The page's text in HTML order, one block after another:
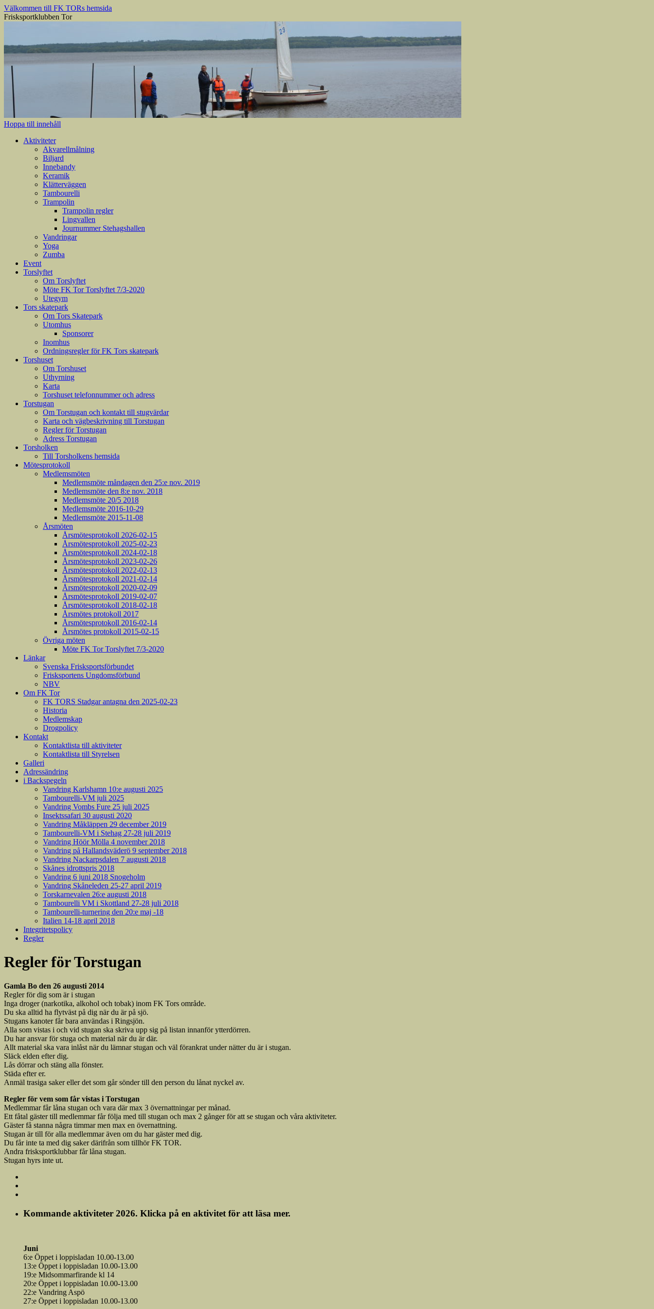
Välkommen till FK TORs hemsida
Frisksportklubben Tor
Hoppa till innehåll
Aktiviteter
Akvarellmålning
Biljard
Innebandy
Keramik
Klätterväggen
Tambourelli
Trampolin
Trampolin regler
Lingvallen
Journummer Stehagshallen
Vandringar
Yoga
Zumba
Event
Torslyftet
Om Torslyftet
Möte FK Tor Torslyftet 7/3-2020
Utegym
Tors skatepark
Om Tors Skatepark
Utomhus
Sponsorer
Inomhus
Ordningsregler för FK Tors skatepark
Torshuset
Om Torshuset
Uthyrning
Karta
Torshuset telefonnummer och adress
Torstugan
Om Torstugan och kontakt till stugvärdar
Karta och vägbeskrivning till Torstugan
Regler för Torstugan
Adress Torstugan
Torsholken
Till Torsholkens hemsida
Mötesprotokoll
Medlemsmöten
Medlemsmöte måndagen den 25:e nov. 2019
Medlemsmöte den 8:e nov. 2018
Medlemsmöte 20/5 2018
Medlemsmöte 2016-10-29
Medlemsmöte 2015-11-08
Årsmöten
Årsmötesprotokoll 2026-02-15
Årsmötesprotokoll 2025-02-23
Årsmötesprotokoll 2024-02-18
Årsmötesprotokoll 2023-02-26
Årsmötesprotokoll 2022-02-13
Årsmötesprotokoll 2021-02-14
Årsmötesprotokoll 2020-02-09
Årsmötesprotokoll 2019-02-07
Årsmötesprotokoll 2018-02-18
Årsmötes protokoll 2017
Årsmötesprotokoll 2016-02-14
Årsmötes protokoll 2015-02-15
Övriga möten
Möte FK Tor Torslyftet 7/3-2020
Länkar
Svenska Frisksportsförbundet
Frisksportens Ungdomsförbund
NBV
Om FK Tor
FK TORS Stadgar antagna den 2025-02-23
Historia
Medlemskap
Drogpolicy
Kontakt
Kontaktlista till aktiviteter
Kontaktlista till Styrelsen
Galleri
Adressändring
i Backspegeln
Vandring Karlshamn 10:e augusti 2025
Tambourelli-VM juli 2025
Vandring Vombs Fure 25 juli 2025
Insektssafari 30 augusti 2020
Vandring Måkläppen 29 december 2019
Tambourelli-VM i Stehag 27-28 juli 2019
Vandring Höör Mölla 4 november 2018
Vandring på Hallandsväderö 9 september 2018
Vandring Nackarpsdalen 7 augusti 2018
Skånes idrottspris 2018
Vandring 6 juni 2018 Snogeholm
Vandring Skåneleden 25-27 april 2019
Torskarnevalen 26:e augusti 2018
Tambourelli VM i Skottland 27-28 juli 2018
Tambourelli-turnering den 20:e maj -18
Italien 14-18 april 2018
Integritetspolicy
Regler
Regler för Torstugan
Gamla Bo den 26 augusti 2014
Regler för dig som är i stugan
Inga droger (narkotika, alkohol och tobak) inom FK Tors område.
Du ska alltid ha flytväst på dig när du är på sjö.
Stugans kanoter får bara användas i Ringsjön.
Alla som vistas i och vid stugan ska skriva upp sig på listan innanför ytterdörren.
Du har ansvar för stuga och material när du är där.
Allt material ska vara inlåst när du lämnar stugan och väl förankrat under nätter du är i stugan.
Släck elden efter dig.
Lås dörrar och stäng alla fönster.
Städa efter er.
Anmäl trasiga saker eller det som går sönder till den person du lånat nyckel av.
Regler för vem som får vistas i Torstugan
Medlemmar får låna stugan och vara där max 3 övernattningar per månad.
Ett fåtal gäster till medlemmar får följa med till stugan och max 2 gånger för att se stugan och våra aktiviteter.
Gäster få stanna några timmar men max en övernattning.
Stugan är till för alla medlemmar även om du har gäster med dig.
Du får inte ta med dig saker därifrån som tillhör FK TOR.
Andra frisksportklubbar får låna stugan.
Stugan hyrs inte ut.
Kommande aktiviteter 2026. Klicka på en aktivitet för att läsa mer.
Juni
6:e Öppet i loppisladan 10.00-13.00
13:e Öppet i loppisladan 10.00-13.00
19:e Midsommarfirande kl 14
20:e Öppet i loppisladan 10.00-13.00
22:e Vandring Aspö
27:e Öppet i loppisladan 10.00-13.00